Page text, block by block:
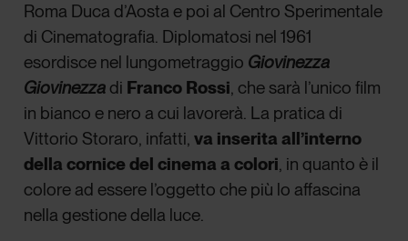
Roma Duca d’Aosta e poi al Centro Sperimentale
di Cinematografia. Diplomatosi nel 1961
esordisce nel lungometraggio Giovinezza
Giovinezza di Franco Rossi, che sarà l’unico film
in bianco e nero a cui lavorerà. La pratica di
Vittorio Storaro, infatti,va inserita all’interno
della cornice delcinema a colori, in quanto è il
colore ad essere l’oggetto che più lo affascina
nella gestione della luce.